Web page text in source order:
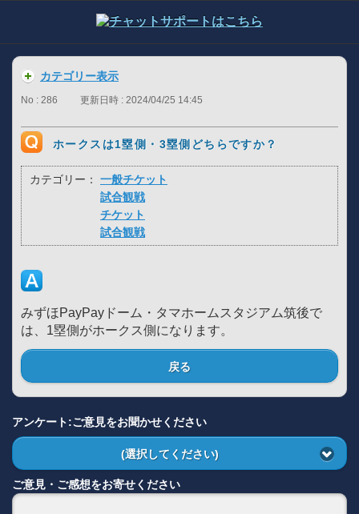
カテゴリー表示
No : 286 更新日時 : 2024/04/25 14:45
ホークスは1塁側・3塁側どちらですか？
カテゴリー：
一般チケット
試合観戦
チケット
試合観戦
みずほPayPayドーム・タマホームスタジアム筑後で
は、1塁側がホークス側になります。
戻る
アンケート:ご意見をお聞かせください
(選択してください)
ご意見・ご感想をお寄せください